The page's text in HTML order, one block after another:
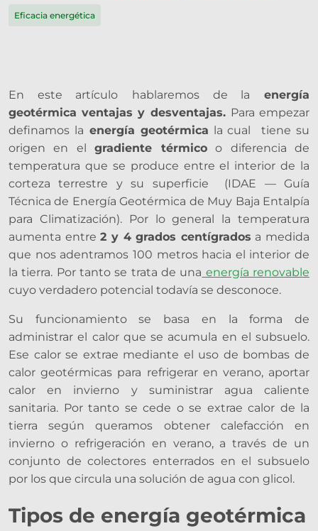
Eficacia energética
En este artículo hablaremos de la energía
geotérmica ventajas y desventajas. Para empezar
definamos la energía geotérmica la cual
tiene su
origen en elgradiente térmicoo diferencia de
temperatura que se produce entre el interior de la
corteza terrestre y su superficie (IDAE — Guía
Técnica de Energía Geotérmica de Muy Baja Entalpía
para Climatización). Por lo general la temperatura
aumenta entre2 y 4 grados centígrados a medida
que nos adentramos 100 metros hacia el interior de
la tierra. Por tanto se trata de una energía renovable
cuyo verdadero potencial todavía se desconoce.
Su funcionamiento se basa en la forma de
administrar el calor que se acumula en el subsuelo.
Ese calor se extrae mediante el uso de bombas de
calor geotérmicas para refrigerar en verano, aportar
calor en invierno y suministrar agua caliente
sanitaria. Por tanto se cede o se extrae calor de la
tierra según queramos obtener calefacción en
invierno o refrigeración en verano, a través de un
conjunto de colectores enterrados en el subsuelo
por los que circula una solución de agua con glicol.
Tipos de energía geotérmica